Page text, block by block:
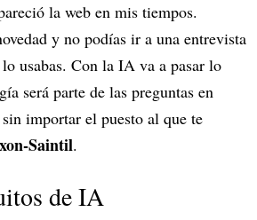
la web en mis tiempos.
y no podías ir a una entrevista
usabas. Con la IA va a pasar lo
será parte de las preguntas en
importar el puesto al que te
Saintil.
de IA